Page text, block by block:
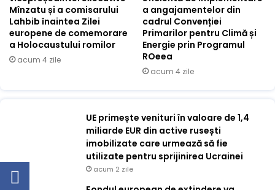
Mînzatu și a comisarului
Lahbib înaintea Zilei
europene de comemorare
a Holocaustului romilor
acum 4 zile
a angajamentelor din
cadrul Convenției
Primarilor pentru Climă și
Energie prin Programul
ROeea
acum 4 zile
UE primește venituri în valoare de 1,4
miliarde EUR din active rusești
imobilizate care urmează să fie
utilizate pentru sprijinirea Ucrainei
acum 2 zile